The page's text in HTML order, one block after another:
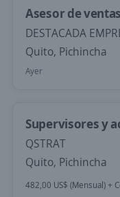
Asesor de
DESTACADA
Quito, Pichincha
Ayer
Supervisores y
QSTRAT
Quito, Pichincha
482,00 US$ (Mensual) +